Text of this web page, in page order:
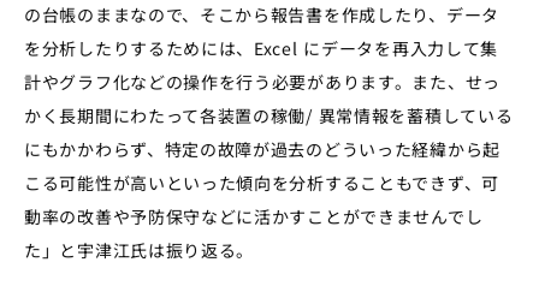
の台帳のままなので、そこから報告書を作成したり、データ
を分析したりするためには、Excel にデータを再入力して集
計やグラフ化などの操作を行う必要があります。また、せっ
かく長期間にわたって各装置の稼働/ 異常情報を蓄積している
にもかかわらず、特定の故障が過去のどういった経緯から起
こる可能性が高いといった傾向を分析することもできず、可
動率の改善や予防保守などに活かすことができませんでし
た」と宇津江氏は振り返る。